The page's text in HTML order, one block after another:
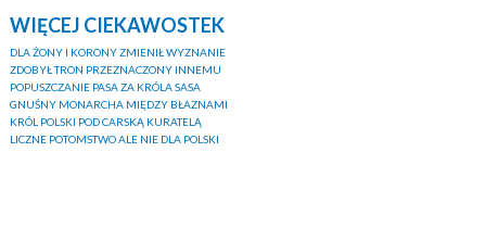
WIĘCEJ CIEKAWOSTEK
DLA ŻONY I KORONY ZMIENIŁ WYZNANIE
ZDOBYŁ TRON PRZEZNACZONY INNEMU
POPUSZCZANIE PASA ZA KRÓLA SASA
GNUŚNY MONARCHA MIĘDZY BŁAZNAMI
KRÓL POLSKI POD CARSKĄ KURATELĄ
LICZNE POTOMSTWO ALE NIE DLA POLSKI